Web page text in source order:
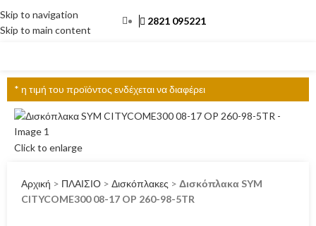
Skip to navigation
Skip to main content
2821 095221
* η τιμή του προϊόντος ενδέχεται να διαφέρει
Click to enlarge
Αρχική > ΠΛΑΙΣΙΟ > Δισκόπλακες > Δισκόπλακα SYM
CITYCOME300 08-17 OP 260-98-5TR